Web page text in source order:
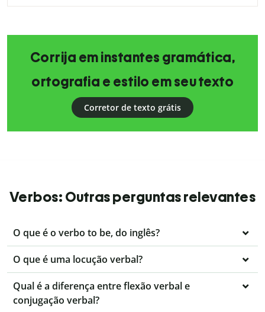
Corrija em instantes gramática,
ortografia e estilo em seu texto
Corretor de texto grátis
Verbos: Outras perguntas relevantes
O que é o verbo to be, do inglês?
O que é uma locução verbal?
Qual é a diferença entre flexão verbal e
conjugação verbal?